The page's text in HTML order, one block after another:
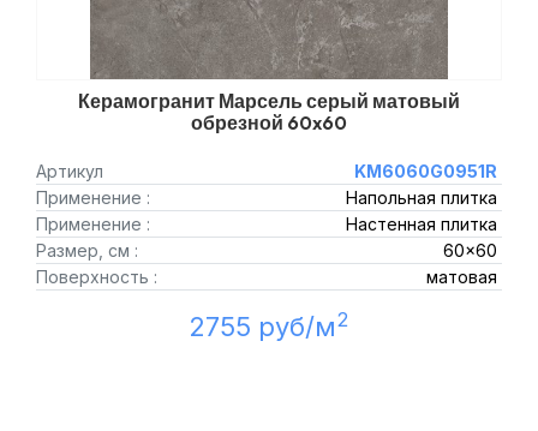
Керамогранит Марсель серый матовый
обрезной 60x60
Артикул
KM6060G0951R
Применение :
Напольная плитка
Применение :
Настенная плитка
Размер, см :
60x60
Поверхность :
матовая
2755 руб/м2